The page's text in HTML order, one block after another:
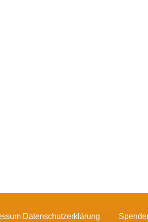
Datenschutzerklärung